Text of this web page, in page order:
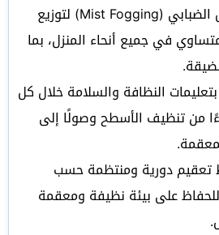
يتم استخدام الرش الضبابي (Mist Fogging) لتوزيع
في جميع أنحاء المنزل، بما
النظافة والسلامة خلال كل
من تنظيف الأسطح وصولًا إلى
تعقيم دورية ومنتظمة حسب
للحفاظ على بيئة نظيفة ومعقمة